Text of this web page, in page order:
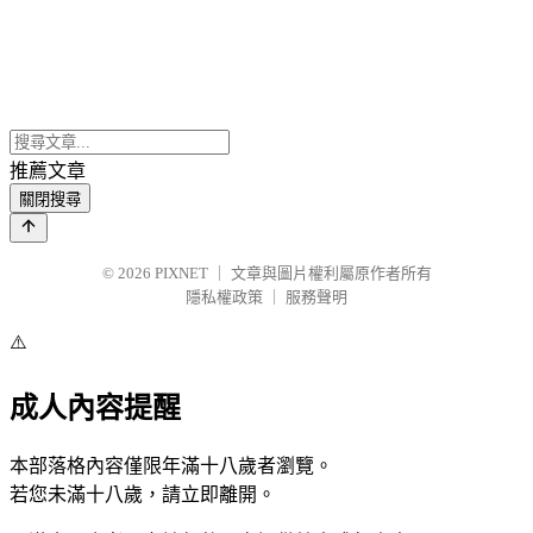
推薦文章
關閉搜尋
© 2026 PIXNET
文章與圖片權利屬原作者所有
隱私權政策
服務聲明
⚠️
成人內容提醒
本部落格內容僅限年滿十八歲者瀏覽。
若您未滿十八歲，請立即離開。